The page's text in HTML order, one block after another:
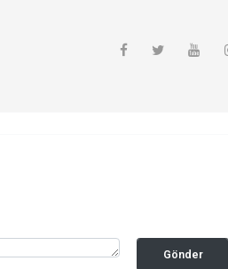
Gönder